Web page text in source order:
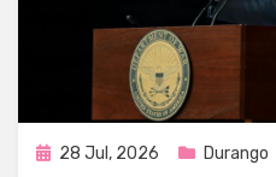
Publicada
28 Jul, 2026 Durango